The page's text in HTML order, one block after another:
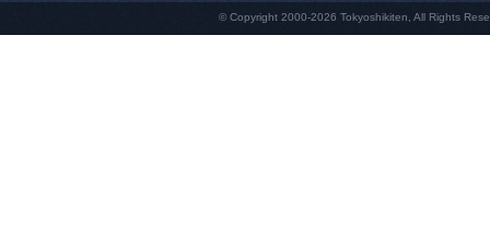
© Copyright 2000-2026 Tokyoshikiten, All Rights